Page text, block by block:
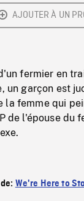
AJOUTER À UN
fermier en
un garçon est
la femme qui
de l'épouse du
We're Here to